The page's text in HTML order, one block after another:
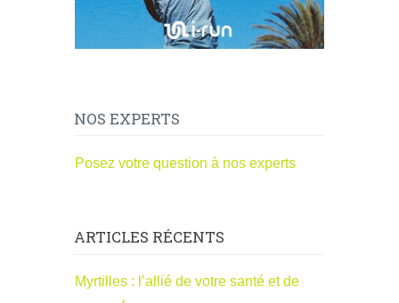
NOS EXPERTS
Posez votre question à nos experts
ARTICLES RÉCENTS
Myrtilles : l’allié de votre santé et de